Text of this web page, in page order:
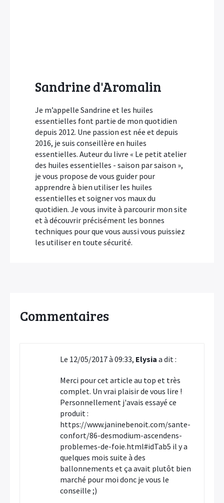
Sandrine d'Aromalin
Je m’appelle Sandrine et les huiles
essentielles font partie de mon quotidien
depuis 2012. Une passion est née et depuis
2016, je suis conseillère en huiles
essentielles. Auteur du livre « Le petit atelier
des huiles essentielles - saison par saison »,
je vous propose de vous guider pour
apprendre à bien utiliser les huiles
essentielles et soigner vos maux du
quotidien. Je vous invite à parcourir mon site
et à découvrir précisément les bonnes
techniques pour que vous aussi vous puissiez
les utiliser en toute sécurité.
Commentaires
Le 12/05/2017 à 09:33, Elysia a dit :
Merci pour cet article au top et très
complet. Un vrai plaisir de vous lire !
Personnellement j'avais essayé ce
produit :
https://www.janinebenoit.com/sante-
confort/86-desmodium-ascendens-
problemes-de-foie.html#idTab5 il y a
quelques mois suite à des
ballonnements et ça avait plutôt bien
marché pour moi donc je vous le
conseille ;)